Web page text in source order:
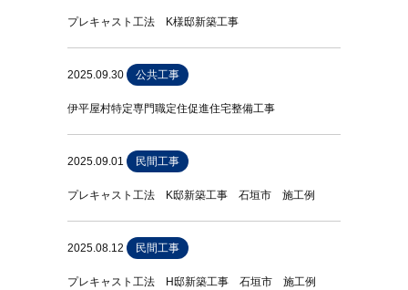
プレキャスト工法 K様邸新築工事
2025.09.30 公共工事
伊平屋村特定専門職定住促進住宅整備工事
2025.09.01 民間工事
プレキャスト工法 K邸新築工事 石垣市 施工例
2025.08.12 民間工事
プレキャスト工法 H邸新築工事 石垣市 施工例